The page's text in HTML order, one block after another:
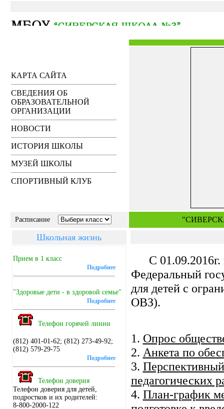
КАРТА САЙТА
СВЕДЕНИЯ ОБ
ОБРАЗОВАТЕЛЬНОЙ
ОРГАНИЗАЦИИ
НОВОСТИ
ИСТОРИЯ ШКОЛЫ
МУЗЕЙ ШКОЛЫ
СПОРТИВНЫЙ КЛУБ
Расписание
Школьная жизнь
Прием в 1 класс
Подробнее
"Здоровые дети - в здоровой семье"
Подробнее
Телефон горячей линии
(812) 401-01-62; (812) 273-49-92;
(812) 579-29-75
Подробнее
Телефон доверия
Телефон доверия для детей,
подростков и их родителей:
8-800-2000-122
С
Федеральный
для детей с
ОВЗ).
1. Опрос
2. Анкета по
3.
4. План-график